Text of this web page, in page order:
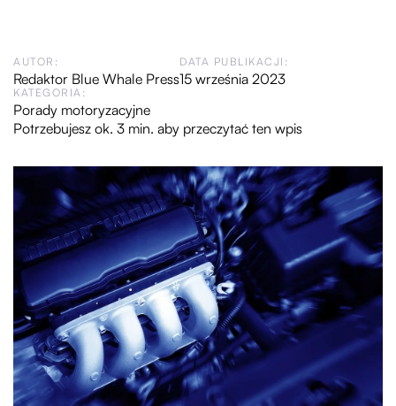
AUTOR:
Redaktor Blue Whale Press
DATA PUBLIKACJI:
15 września 2023
KATEGORIA:
Porady motoryzacyjne
Potrzebujesz ok. 3 min. aby przeczytać ten wpis